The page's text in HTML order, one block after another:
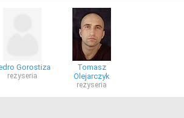
Gorostiza
reżyseria
Tomasz
Olejarczyk
reżyseria